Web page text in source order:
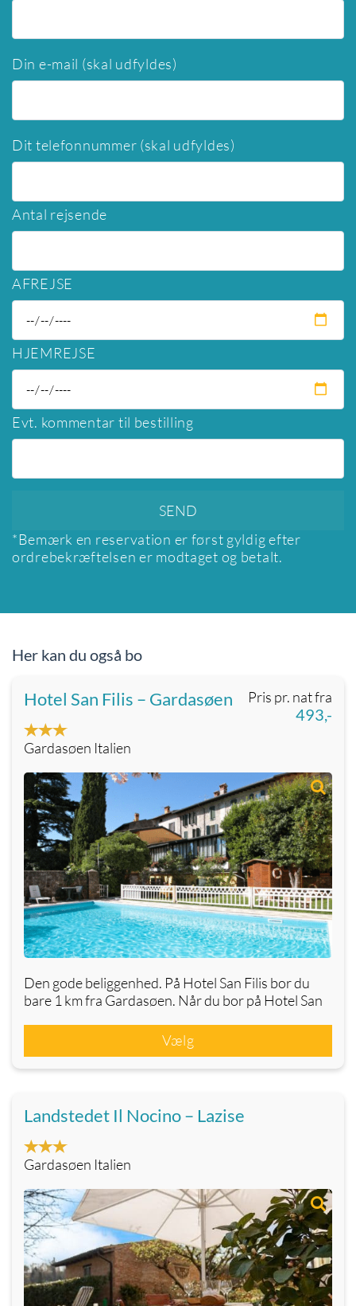
Din e-mail (skal udfyldes)
Dit telefonnummer (skal udfyldes)
Antal rejsende
AFREJSE
HJEMREJSE
Evt. kommentar til bestilling
*Bemærk en reservation er først gyldig efter
ordrebekræftelsen er modtaget og betalt.
Her kan du også bo
Pris pr. nat fra
493,-
Hotel San Filis – Gardasøen
Gardasøen Italien
Den gode beliggenhed. På Hotel San Filis bor du
bare 1 km fra Gardasøen. Når du bor på Hotel San
Vælg
Landstedet Il Nocino – Lazise
Gardasøen Italien